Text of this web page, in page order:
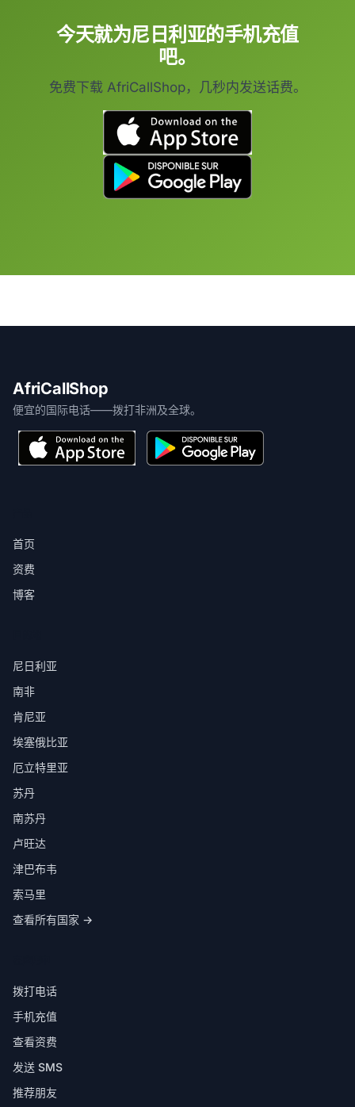
今天就为尼日利亚的手机充值
吧。
免费下载 AfriCallShop，几秒内发送话费。
AfriCallShop
便宜的国际电话——拨打非洲及全球。
首页
资费
博客
尼日利亚
南非
肯尼亚
埃塞俄比亚
厄立特里亚
苏丹
南苏丹
卢旺达
津巴布韦
索马里
查看所有国家 →
拨打电话
手机充值
查看资费
发送 SMS
推荐朋友